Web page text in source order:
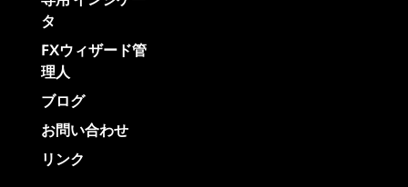
タ
FXウィザード管
理人
ブログ
お問い合わせ
リンク